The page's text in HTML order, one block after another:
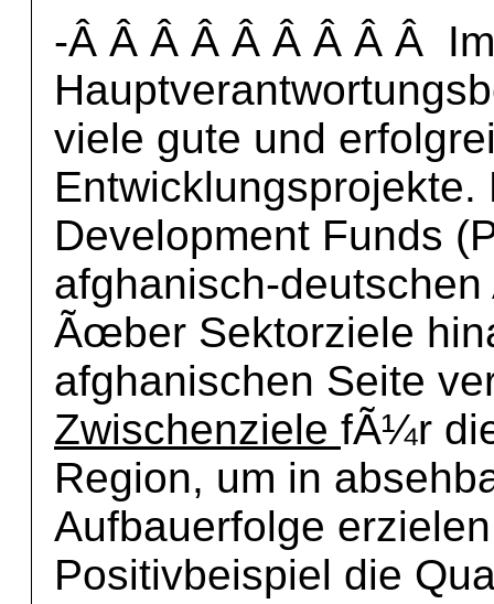
-Â Â Â Â Â Â Â Â Â
viele gute und
Entwicklungsprojekte.
Development Funds
afghanisch-
Ãœber Sektorziele
afghanischen Seite
Zwischenziele fÃ¼r
Region, um in
Aufbauerfolge
Positivbeispiel die